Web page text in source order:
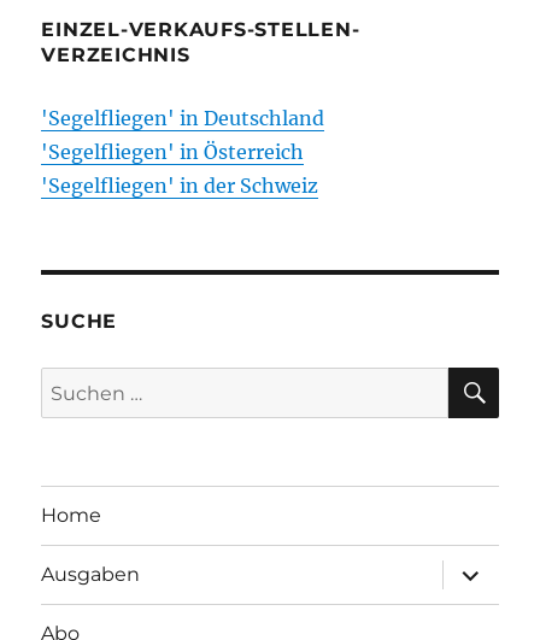
EINZEL-VERKAUFS-STELLEN-
VERZEICHNIS
'Segelfliegen' in Deutschland
'Segelfliegen' in Österreich
'Segelfliegen' in der Schweiz
SUCHE
Suchen
nach:
Home
Ausgaben
öffnen
Abo